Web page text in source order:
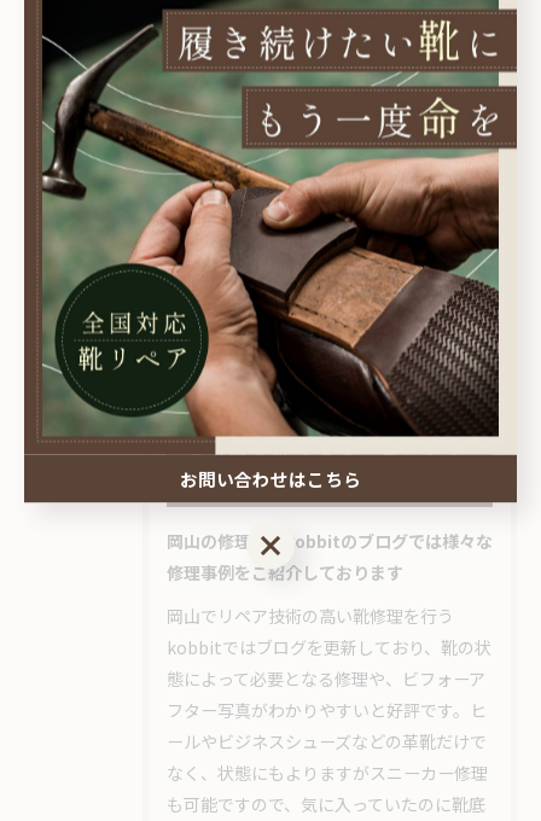
電話番号 : 086-233-1153
--------------------------------------------------------------------
--
書彩アーティスト桃すもも
< 前のページ 一覧に戻る 次のページ >
愛用品を蘇らせるコビットの
ブログをご覧ください
岡山の修理工房kobbitのブログでは様々な
修理事例をご紹介しております
岡山でリペア技術の高い靴修理を行う
kobbitではブログを更新しており、靴の状
態によって必要となる修理や、ビフォーア
フター写真がわかりやすいと好評です。ヒ
ールやビジネスシューズなどの革靴だけで
なく、状態にもよりますがスニーカー修理
も可能ですので、気に入っていたのに靴底
お問い合わせはこちら
お問い合わせはこちら